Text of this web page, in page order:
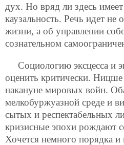
дух. Но вряд ли здесь
каузальность. Речь идет не
жизни, а об управлении
сознательном
Социологию эксцесса и
оценить критически.
накануне мировых войн.
мелкобуржуазной среде и
сытых и респектабельных
кризисные эпохи рождают
Хочется немного порядка